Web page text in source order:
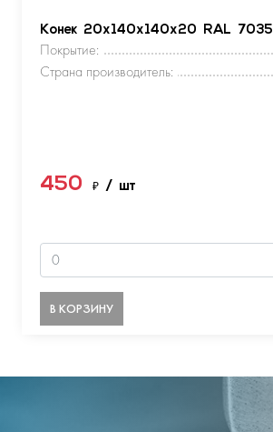
Конек 20х140х140х20 RAL 7035
Покрытие:
Страна производитель:
450 ₽ / шт
В КОРЗИНУ